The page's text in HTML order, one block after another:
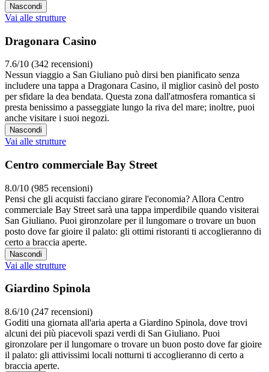
Nascondi
Vai alle strutture
Dragonara Casino
7.6/10 (342 recensioni)
Nessun viaggio a San Giuliano può dirsi ben pianificato senza
includere una tappa a Dragonara Casino, il miglior casinò del posto
per sfidare la dea bendata. Questa zona dall'atmosfera romantica si
presta benissimo a passeggiate lungo la riva del mare; inoltre, puoi
anche visitare i suoi negozi.
Nascondi
Vai alle strutture
Centro commerciale Bay Street
8.0/10 (985 recensioni)
Pensi che gli acquisti facciano girare l'economia? Allora Centro
commerciale Bay Street sarà una tappa imperdibile quando visiterai
San Giuliano. Puoi gironzolare per il lungomare o trovare un buon
posto dove far gioire il palato: gli ottimi ristoranti ti accoglieranno di
certo a braccia aperte.
Nascondi
Vai alle strutture
Giardino Spinola
8.6/10 (247 recensioni)
Goditi una giornata all'aria aperta a Giardino Spinola, dove trovi
alcuni dei più piacevoli spazi verdi di San Giuliano. Puoi
gironzolare per il lungomare o trovare un buon posto dove far gioire
il palato: gli attivissimi locali notturni ti accoglieranno di certo a
braccia aperte.